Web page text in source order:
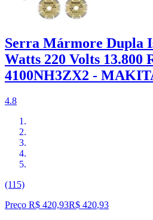
Serra Mármore Dupla
Watts 220 Volts 13.800
4100NH3ZX2 -
4.8
(115)
Preço R$ 420,93R$ 420,93